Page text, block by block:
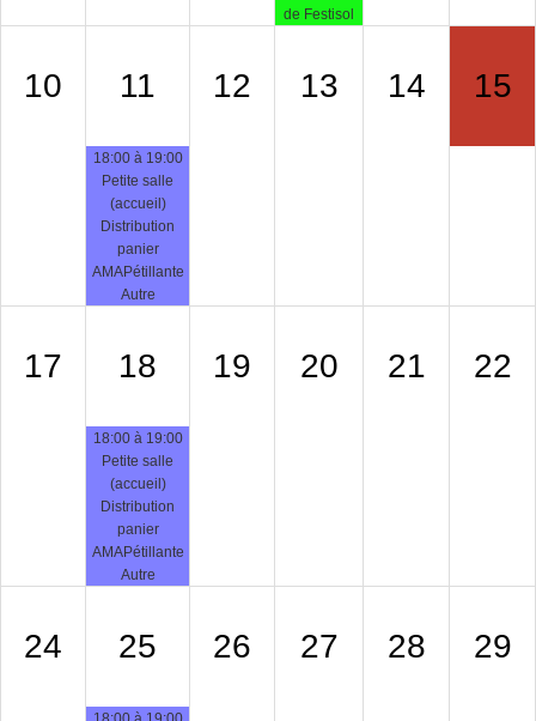
de Festisol
10 11
18:00 à 19:00
Petite salle
(accueil)
Distribution
panier
AMAPétillante
Autre
12 13 14 15
17 18
18:00 à 19:00
Petite salle
(accueil)
Distribution
panier
AMAPétillante
Autre
19 20 21 22
24 25 26 27 28 29